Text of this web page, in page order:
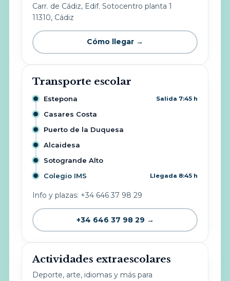
Carr. de Cádiz, Edif. Sotocentro planta 1
11310, Cádiz
Cómo llegar →
Transporte escolar
Estepona Salida 7:45 h
Casares Costa
Puerto de la Duquesa
Alcaidesa
Sotogrande Alto
Colegio IMS
Llegada 8:45 h
Info y plazas: +34 646 37 98 29
+34 646 37 98 29 →
Actividades extraescolares
Deporte, arte, idiomas y más para